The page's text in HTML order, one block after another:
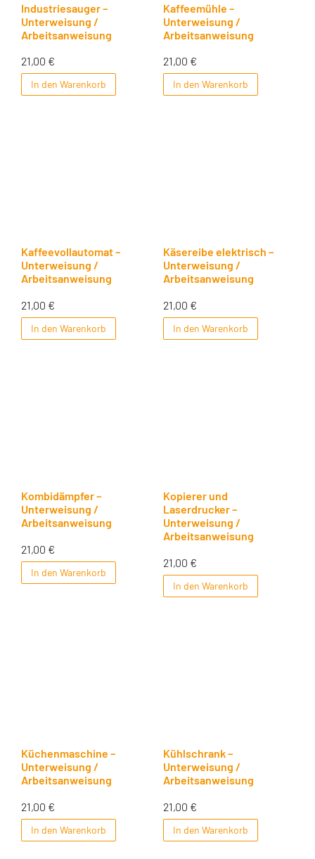
Industriesauger –
Unterweisung /
Arbeitsanweisung
21,00 €
In den Warenkorb
Kaffeemühle –
Unterweisung /
Arbeitsanweisung
21,00 €
In den Warenkorb
Kaffeevollautomat –
Unterweisung /
Arbeitsanweisung
21,00 €
In den Warenkorb
Käsereibe elektrisch –
Unterweisung /
Arbeitsanweisung
21,00 €
In den Warenkorb
Kombidämpfer –
Unterweisung /
Arbeitsanweisung
21,00 €
In den Warenkorb
Kopierer und
Laserdrucker –
Unterweisung /
Arbeitsanweisung
21,00 €
In den Warenkorb
Küchenmaschine –
Unterweisung /
Arbeitsanweisung
21,00 €
In den Warenkorb
Kühlschrank –
Unterweisung /
Arbeitsanweisung
21,00 €
In den Warenkorb